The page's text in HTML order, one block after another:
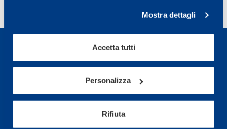
Mostra dettagli
Accetta tutti
Personalizza
Rifiuta
21057 Olgiate Olona (Varese) Italia.
Per prenotare una visita o avere ulteriori